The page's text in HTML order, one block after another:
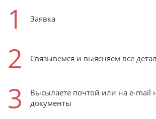
1 Заявка
2 Связывемся и выясняем все
3
Высылаете почтой или на e-mail
документы